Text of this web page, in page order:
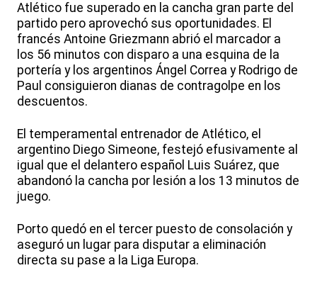
Atlético fue superado en la cancha gran parte del
partido pero aprovechó sus oportunidades. El
francés Antoine Griezmann abrió el marcador a
los 56 minutos con disparo a una esquina de la
portería y los argentinos Ángel Correa y Rodrigo de
Paul consiguieron dianas de contragolpe en los
descuentos.
El temperamental entrenador de Atlético, el
argentino Diego Simeone, festejó efusivamente al
igual que el delantero español Luis Suárez, que
abandonó la cancha por lesión a los 13 minutos de
juego.
Porto quedó en el tercer puesto de consolación y
aseguró un lugar para disputar a eliminación
directa su pase a la Liga Europa.